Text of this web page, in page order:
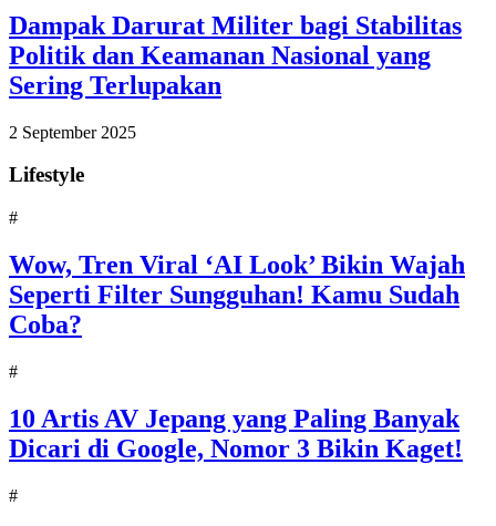
Dampak Darurat Militer bagi Stabilitas
Politik dan Keamanan Nasional yang
Sering Terlupakan
2 September 2025
Lifestyle
#
Wow, Tren Viral ‘AI Look’ Bikin Wajah
Seperti Filter Sungguhan! Kamu Sudah
Coba?
#
10 Artis AV Jepang yang Paling Banyak
Dicari di Google, Nomor 3 Bikin Kaget!
#